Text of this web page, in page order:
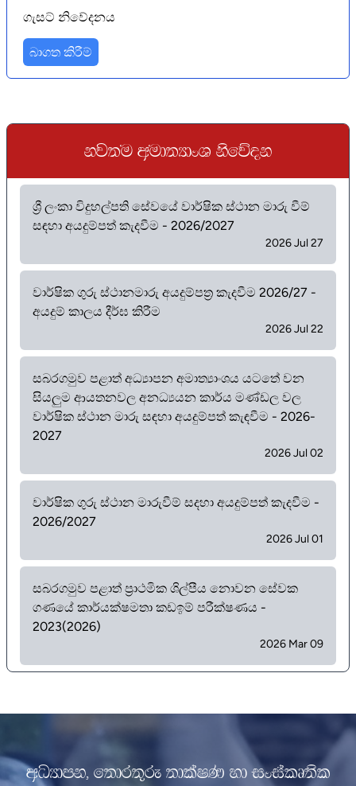
ගැසට් නිවේදනය
බාගත කිරීම්
kj;u wud;HdxY ksfõok
ශ්‍රී ලංකා විදුහල්පති සේවයේ වාර්ෂික ස්ථාන මාරු වීම්
සඳහා අයදුම්පත් කැදවීම - 2026/2027
2026 Jul 27
වාර්ෂික ගුරු ස්ථානමාරු අයදුම්පත්‍ර කැදවීම 2026/27 -
අයදුම් කාලය දීර්ඝ කිරීම
2026 Jul 22
සබරගමුව පළාත් අධ්‍යාපන අමාත්‍යාංශය යටතේ වන
සියලුම ආයතනවල අනධ්‍යයන කාර්ය මණ්ඩල වල
වාර්ෂික ස්ථාන මාරු සඳහා අයදුම්පත් කැඳවීම - 2026-
2027
2026 Jul 02
වාර්ෂික ගුරු ස්ථාන මාරුවීම් සදහා අයදුම්පත් කැදවීම -
2026/2027
2026 Jul 01
සබරගමුව පළාත් ප්‍රාථමික ශිල්පීය නොවන සේවක
ගණයේ කාර්යක්ෂමතා කඩඉම් පරීක්ෂණය -
2023(2026)
2026 Mar 09
wOHdmk" f;dr;=re ;dlaIK yd ixialD;sl